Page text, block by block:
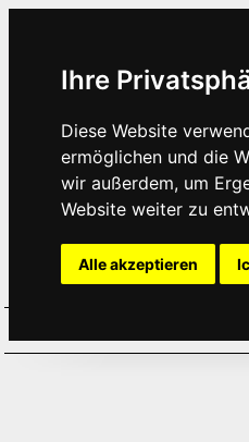
Ihre
Diese Website
ermöglichen und die
wir außerdem, um
Website weiter zu
Alle akzeptieren